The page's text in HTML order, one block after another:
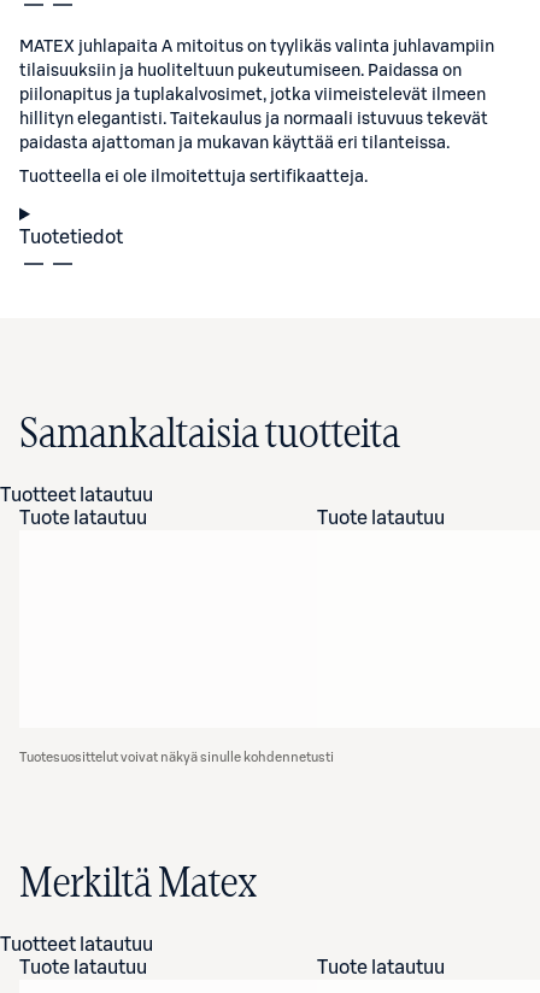
MATEX juhlapaita A mitoitus on tyylikäs valinta juhlavampiin
tilaisuuksiin ja huoliteltuun pukeutumiseen. Paidassa on
piilonapitus ja tuplakalvosimet, jotka viimeistelevät ilmeen
hillityn elegantisti. Taitekaulus ja normaali istuvuus tekevät
paidasta ajattoman ja mukavan käyttää eri tilanteissa.
Tuotteella ei ole ilmoitettuja sertifikaatteja.
Tuotetiedot
Samankaltaisia tuotteita
Tuotteet latautuu
Tuote latautuu
Tuote latautuu
Tuotesuosittelut voivat näkyä sinulle kohdennetusti
Merkiltä Matex
Tuotteet latautuu
Tuote latautuu
Tuote latautuu